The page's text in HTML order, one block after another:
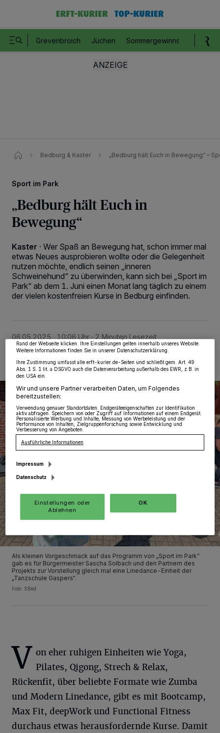
Grevenbroich Jüchen Sommergewinnspiel
Bedburg & Kaster „Bedburg hält Euch in Bewegung“ –
Sport im Park
„Bedburg hält Euch in
Bewegung“
Kaster · Wer Spaß an Bewegung hat, schon immer mal
etwas Neues ausprobieren wollte oder die Gelegenheit
nutzen möchte, endlich seinen „inneren
Schweinehund“ zu überwinden, kann sich bei „Sport im
Park“ ab dem 1. Juni einen Monat lang täglich zu einem
der vielen kostenfreien Kurse in Bedburg einfinden.
06.05.2025 , 10:06 Uhr 2 Minuten Lesezeit
Als kleinen Vorgeschmack auf das Programm von „Sport im Park“
gab es für Bürgermeister Sascha Solbach und den Partnern des
Projekts zur Vorstellung gleich mal eine Linedance-Einheit der
„Tanzschule Gaspers“.
Foto: SBed.
V on eher ruhigen Einheiten wie Yoga,
Pilates, Qigong, Strech & Relax,
Rückenfit, über beliebte Formate wie Zumba
und Modern Linedance, gibt es mit Bootcamp,
Max Fit, deepWork und Functional Fitness
durchaus etwas herausfordernde Kurse. Damit
Wir und unsere218-Partner speichern und greifen auf personenbezogene Daten
wie Browserdaten oder eindeutige Kennungen auf Ihrem Gerät zu. Durch Auswahl
widerrufen, indem Sie auf den Link Einstellungen oder Ablehnen am unteren
Rand der Webseite klicken. Ihre Einstellungen gelten innerhalb unseres Website.
Weitere Informationen finden Sie in unserer Datenschutzerklärung.
Ihre Zustimmung umfasst alle erft-kurier.de-Seiten und schließt gem. Art. 49
Abs. 1 S. 1 lit. a DSGVO auch die Datenverarbeitung außerhalb des EWR, z.B. in
den USA ein.
Wir und unsere Partner verarbeiten Daten, um Folgendes
bereitzustellen:
Verwendung genauer Standortdaten. Endgeräteeigenschaften zur Identifikation
aktiv abfragen. Speichern von oder Zugriff auf Informationen auf einem Endgerät.
Personalisierte Werbung und Inhalte, Messung von Werbeleistung und der
Performance von Inhalten, Zielgruppenforschung sowie Entwicklung und
Verbesserung von Angeboten.
Ausführliche Informationen
Impressum
Datenschutz
Einstellungen oder
Ablehnen
OK